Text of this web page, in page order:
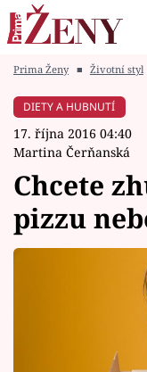
Módní alarm
Zrádci
Témata
Prima Ženy ■ Životní styl
DIETY A HUBNUTÍ
17. října 2016 04:40
Martina Čerňanská
Chcete
pizzu